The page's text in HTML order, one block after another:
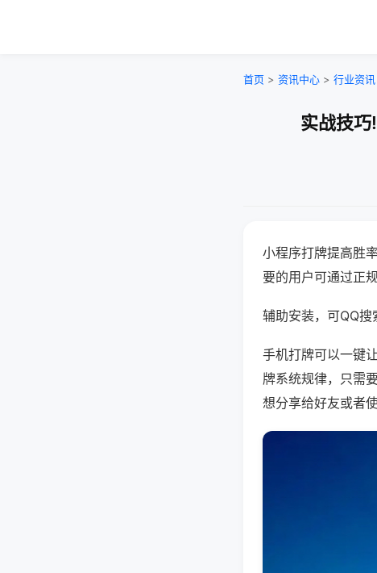
首页 > 资讯中心 > 行业资讯
实战技
小程序打牌提高胜
要的用户可通过正
辅助安装，可QQ
手机打牌可以一键
牌系统规律，只需
想分享给好友或者